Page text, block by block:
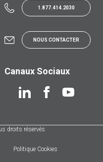
1.877.414.2030
NOUS CONTACTER
Canaux Sociaux
droits réservés
Politique Cookies